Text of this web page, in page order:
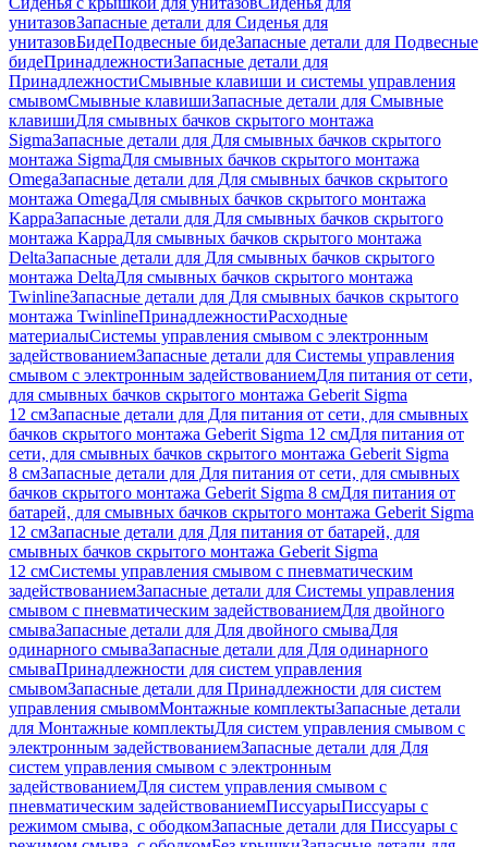
унитазовЗапасные детали для Сиденья для
унитазовБидеПодвесные бидеЗапасные детали для Подвесные
бидеПринадлежностиЗапасные детали для
ПринадлежностиСмывные клавиши и системы управления
смывомСмывные клавишиЗапасные детали для Смывные
клавишиДля смывных бачков скрытого монтажа
SigmaЗапасные детали для Для смывных бачков скрытого
монтажа SigmaДля смывных бачков скрытого монтажа
OmegaЗапасные детали для Для смывных бачков скрытого
монтажа OmegaДля смывных бачков скрытого монтажа
KappaЗапасные детали для Для смывных бачков скрытого
монтажа KappaДля смывных бачков скрытого монтажа
DeltaЗапасные детали для Для смывных бачков скрытого
монтажа DeltaДля смывных бачков скрытого монтажа
TwinlineЗапасные детали для Для смывных бачков скрытого
монтажа TwinlineПринадлежностиРасходные
материалыСистемы управления смывом с электронным
задействованиемЗапасные детали для Системы управления
смывом с электронным задействованиемДля питания от сети,
для смывных бачков скрытого монтажа Geberit Sigma
12 смЗапасные детали для Для питания от сети, для смывных
бачков скрытого монтажа Geberit Sigma 12 смДля питания от
сети, для смывных бачков скрытого монтажа Geberit Sigma
8 смЗапасные детали для Для питания от сети, для смывных
бачков скрытого монтажа Geberit Sigma 8 смДля питания от
батарей, для смывных бачков скрытого монтажа Geberit Sigma
12 смЗапасные детали для Для питания от батарей, для
смывных бачков скрытого монтажа Geberit Sigma
12 смСистемы управления смывом с пневматическим
задействованиемЗапасные детали для Системы управления
смывом с пневматическим задействованиемДля двойного
смываЗапасные детали для Для двойного смываДля
одинарного смываЗапасные детали для Для одинарного
смываПринадлежности для систем управления
смывомЗапасные детали для Принадлежности для систем
управления смывомМонтажные комплектыЗапасные детали
для Монтажные комплектыДля систем управления смывом с
электронным задействованиемЗапасные детали для Для
систем управления смывом с электронным
задействованиемДля систем управления смывом с
пневматическим задействованиемПиссуарыПиссуары с
режимом смыва, с ободкомЗапасные детали для Писсуары с